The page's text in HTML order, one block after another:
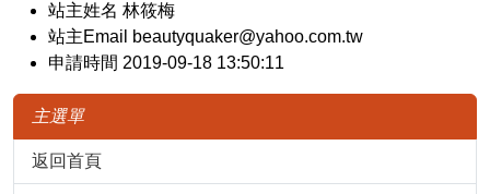
站主姓名 林筱梅
站主Email beautyquaker@yahoo.com.tw
申請時間 2019-09-18 13:50:11
主選單
返回首頁